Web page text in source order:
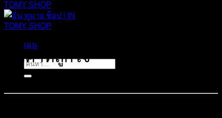
เมนู
ค้นหา:
สินค้าที่ถูกใจ